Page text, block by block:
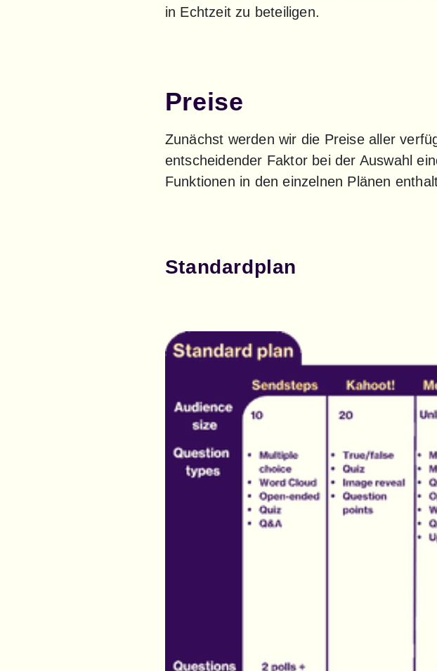
in Echtzeit zu beteiligen.
Preise
Zunächst werden wir die Preise aller
entscheidender Faktor bei der Auswahl
Funktionen in den einzelnen Plänen
Standardplan